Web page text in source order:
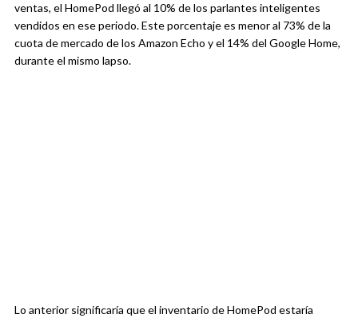
ventas, el HomePod llegó al 10% de los parlantes inteligentes
vendidos en ese periodo. Este porcentaje es menor al 73% de la
cuota de mercado de los Amazon Echo y el 14% del Google Home,
durante el mismo lapso.
Lo anterior significaría que el inventario de HomePod estaría